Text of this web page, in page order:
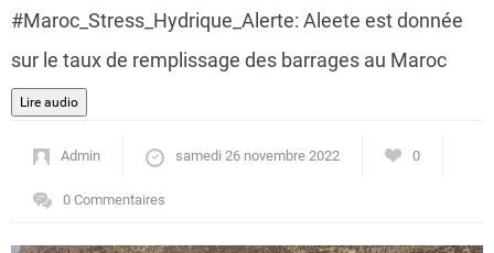
Close
Actualités
#Maroc_Stress_Hydrique_Alerte: Aleete est donnée
sur le taux de remplissage des barrages au Maroc
Admin samedi 26 novembre 2022 0
0 Commentaires